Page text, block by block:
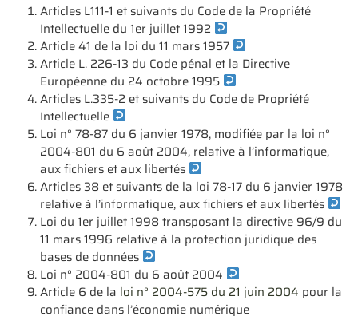
Articles L111-1 et suivants du Code de la Propriété
Intellectuelle du 1er juillet 1992
Article 41 de la loi du 11 mars 1957
Article L. 226-13 du Code pénal et la Directive
Européenne du 24 octobre 1995
Articles L.335-2 et suivants du Code de Propriété
Intellectuelle
Loi n° 78-87 du 6 janvier 1978, modifiée par la loi n°
2004-801 du 6 août 2004, relative à l’informatique,
aux fichiers et aux libertés
Articles 38 et suivants de la loi 78-17 du 6 janvier 1978
relative à l’informatique, aux fichiers et aux libertés
Loi du 1er juillet 1998 transposant la directive 96/9 du
11 mars 1996 relative à la protection juridique des
bases de données
Loi n° 2004-801 du 6 août 2004
Article 6 de la loi n° 2004-575 du 21 juin 2004 pour la
confiance dans l’économie numérique